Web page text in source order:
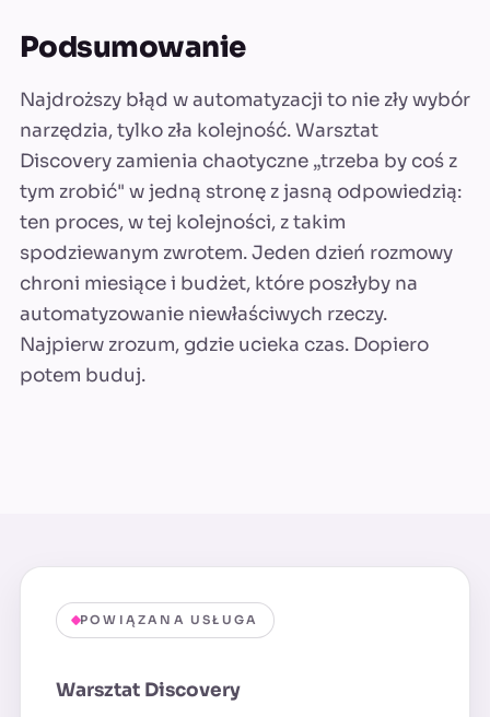
Podsumowanie
Najdroższy błąd w automatyzacji to nie zły wybór
narzędzia, tylko zła kolejność. Warsztat
Discovery zamienia chaotyczne „trzeba by coś z
tym zrobić" w jedną stronę z jasną odpowiedzią:
ten proces, w tej kolejności, z takim
spodziewanym zwrotem. Jeden dzień rozmowy
chroni miesiące i budżet, które poszłyby na
automatyzowanie niewłaściwych rzeczy.
Najpierw zrozum, gdzie ucieka czas. Dopiero
potem buduj.
POWIĄZANA USŁUGA
Warsztat Discovery